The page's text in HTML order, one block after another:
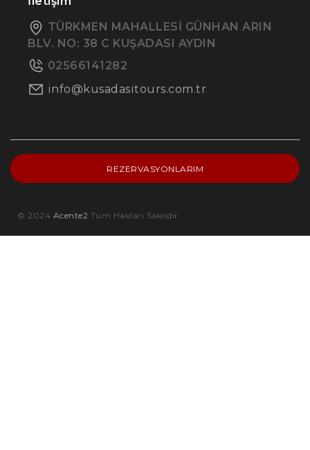
TÜRKMEN MAHALLESİ GÜNHAN ARIN
BLV. NO: 38 C KUŞADASI AYDIN
02566141282
info@kusadasitours.com.tr
REZERVASYONLARIM
© 2024 Acente2 Tüm Hakları Saklıdır.